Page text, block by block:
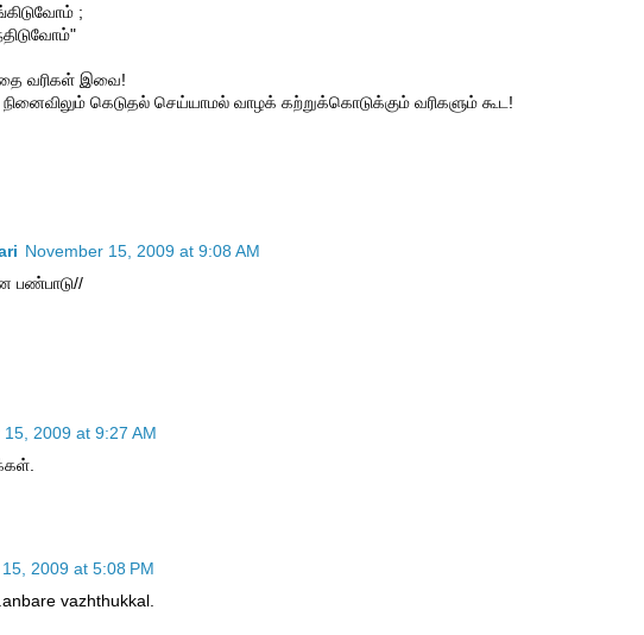
;
வரிகள் இவை!
நினைவிலும் கெடுதல் செய்யாமல் வாழக் கற்றுக்கொடுக்கும் வரிகளும் கூட!
November 15, 2009 at 9:08 AM
பண்பாடு//
15, 2009 at 9:27 AM
2009 at 5:08 PM
vazhthukkal.